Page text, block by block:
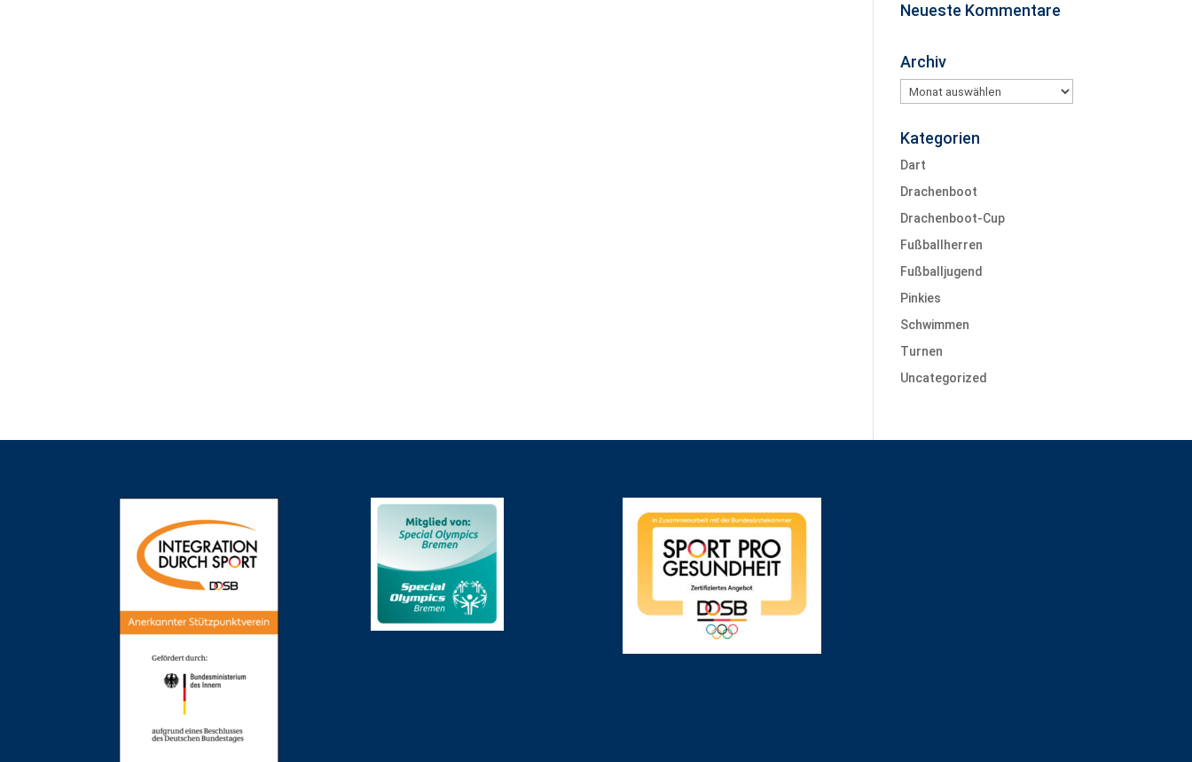
Neueste Kommentare
Archiv
Archiv
Kategorien
Dart
Drachenboot
Drachenboot-Cup
Fußballherren
Fußballjugend
Pinkies
Schwimmen
Turnen
Uncategorized